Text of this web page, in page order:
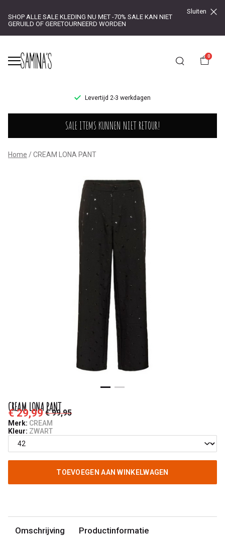
SHOP ALLE SALE KLEDING NU MET -70% SALE KAN NIET
GERUILD OF GERETOURNEERD WORDEN
Sluiten
0
Levertijd 2-3 werkdagen
CREAM
LONA
PANT
SALE ITEMS KUNNEN NIET RETOUR!
Home CREAM LONA PANT
CREAM LONA PANT
€ 29,99 € 99,95
Merk: CREAM
Kleur: ZWART
TOEVOEGEN AAN WINKELWAGEN
Omschrijving Productinformatie